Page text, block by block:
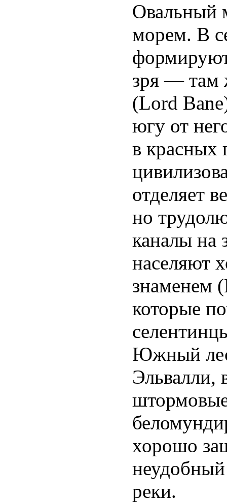
Овальный
морем. В
зря — там
(Lord
югу от
в красных
отделяет
но
каналы на
населяют
знаменем
которые
Южный
Эльвалли,
хорошо
неудобный
реки.